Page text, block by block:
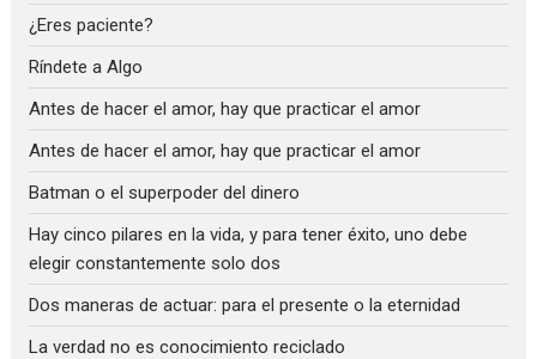
¿Eres paciente?
Ríndete a Algo
Antes de hacer el amor, hay que practicar el amor
Antes de hacer el amor, hay que practicar el amor
Batman o el superpoder del dinero
Hay cinco pilares en la vida, y para tener éxito, uno debe
elegir constantemente solo dos
Dos maneras de actuar: para el presente o la eternidad
La verdad no es conocimiento reciclado